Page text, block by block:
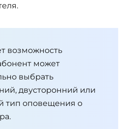
возможность
может
выбрать
двусторонний или
тип оповещения о